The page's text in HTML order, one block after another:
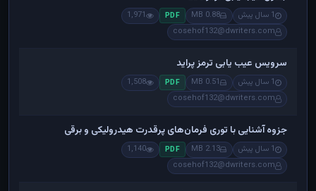
1 سال پیش 0.88 MB
PDF
1,971
cosehof132@dwriters.com
سرویس عیب یابی ترمز پراید
1 سال پیش 0.51 MB
PDF
1,508
cosehof132@dwriters.com
جزوه آشنایی با توری فرمان‌های پرقدرت هیدرولیکی و برقی
1 سال پیش 2.13 MB
PDF
1,140
cosehof132@dwriters.com